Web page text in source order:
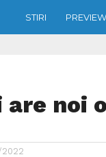
STIRI PREVIEW
are noi